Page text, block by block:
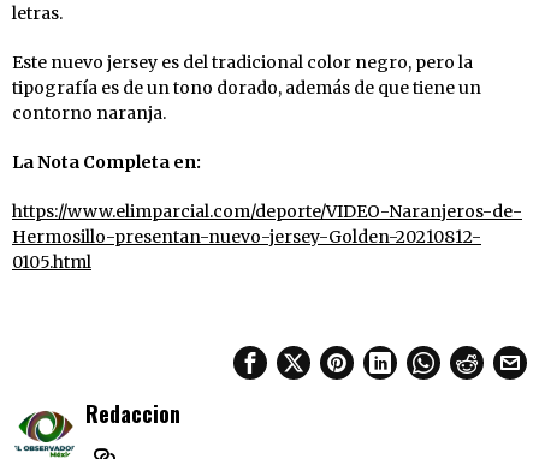
letras.
Este nuevo jersey es del tradicional color negro, pero la
tipografía es de un tono dorado, además de que tiene un
contorno naranja.
La Nota Completa en:
https://www.elimparcial.com/deporte/VIDEO-Naranjeros-de-
Hermosillo-presentan-nuevo-jersey-Golden-20210812-
0105.html
Redaccion